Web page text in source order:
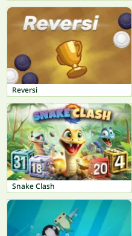
Reversi
Snake Clash